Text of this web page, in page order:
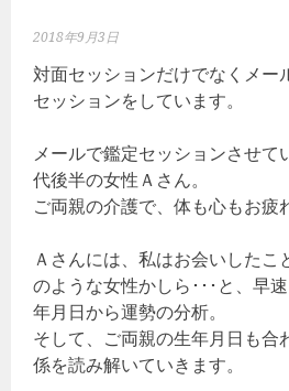
2018年9月3日
対面セッションだけでなくメー
セッションをしています。
メールで鑑定セッションさせて
代後半の女性Ａさん。
ご両親の介護で、体も心もお疲
Ａさんには、私はお会いしたこ
のような女性かしら･･･と、早
年月日から運勢の分析。
そして、ご両親の生年月日も合
係を読み解いていきます。